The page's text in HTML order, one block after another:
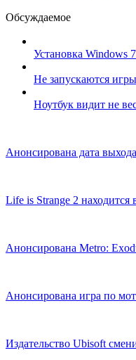
Обсуждаемое
Установка Windows
Не запускаются
Ноутбук видит не
Анонсирована дата
Life is Strange 2 находится
Анонсирована Metro:
Анонсирована игра по
Издательство Ubisoft